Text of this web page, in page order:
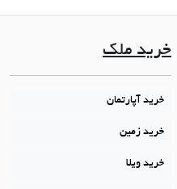
خرید ملک
خرید آپارتمان
خرید زمین
خرید ویلا